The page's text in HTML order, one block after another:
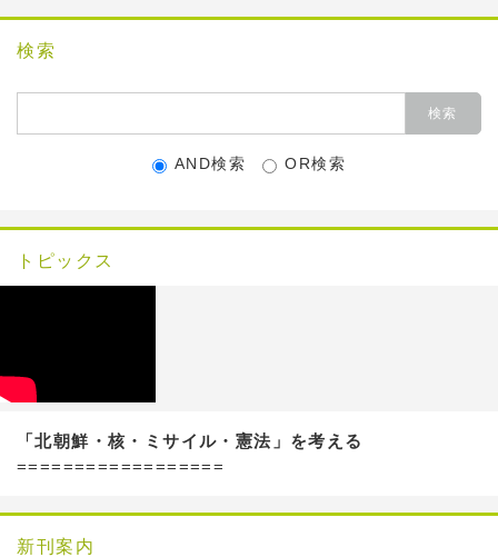
検索
AND検索 OR検索
トピックス
「北朝鮮・核・ミサイル・憲法」を考える
==================
新刊案内